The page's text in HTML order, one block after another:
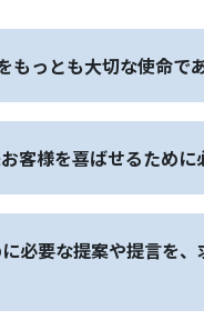
っとも大切な使命で
様を喜ばせるために
必要な提案や提言を